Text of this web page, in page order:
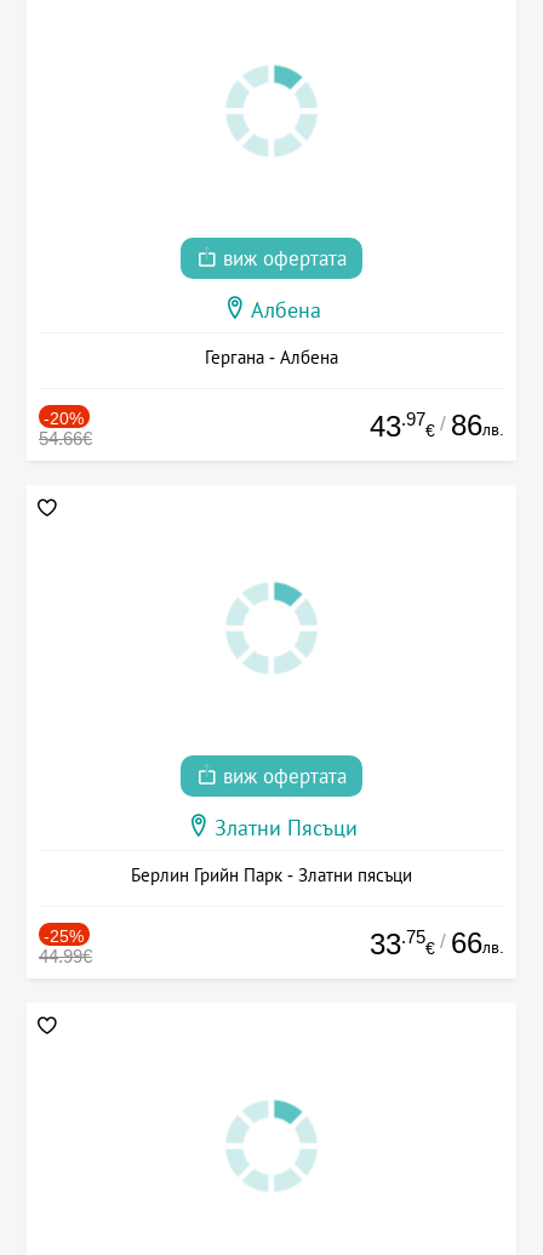
виж офертата
Албена
Гергана - Албена
-20%
54.66€ 43.97
€ / 86лв.
виж офертата
Златни Пясъци
Берлин Грийн Парк - Златни пясъци
-25%
44.99€ 33.75
€ / 66лв.